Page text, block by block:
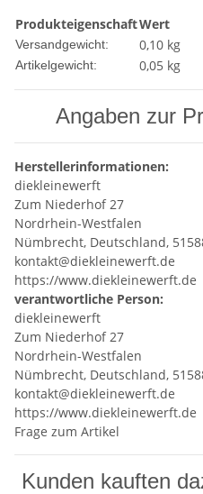
ProdukteigenschaftWert
Versandgewicht: 0,10 kg
Artikelgewicht: 0,05 kg
Angaben zur
Herstellerinformationen:
diekleinewerft
Zum Niederhof 27
Nordrhein-Westfalen
Nümbrecht, Deutschland,
kontakt@diekleinewerft.de
https://www.diekleinewerft.de
verantwortliche Person:
diekleinewerft
Zum Niederhof 27
Nordrhein-Westfalen
Nümbrecht, Deutschland,
kontakt@diekleinewerft.de
https://www.diekleinewerft.de
Frage zum Artikel
Kunden kauften